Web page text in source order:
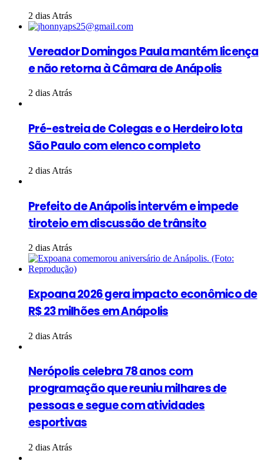
2 dias Atrás
Vereador Domingos Paula mantém licença
e não retorna à Câmara de Anápolis
2 dias Atrás
Pré-estreia de Colegas e o Herdeiro lota
São Paulo com elenco completo
2 dias Atrás
Prefeito de Anápolis intervém e impede
tiroteio em discussão de trânsito
2 dias Atrás
Expoana 2026 gera impacto econômico de
R$ 23 milhões em Anápolis
2 dias Atrás
Nerópolis celebra 78 anos com
programação que reuniu milhares de
pessoas e segue com atividades
esportivas
2 dias Atrás